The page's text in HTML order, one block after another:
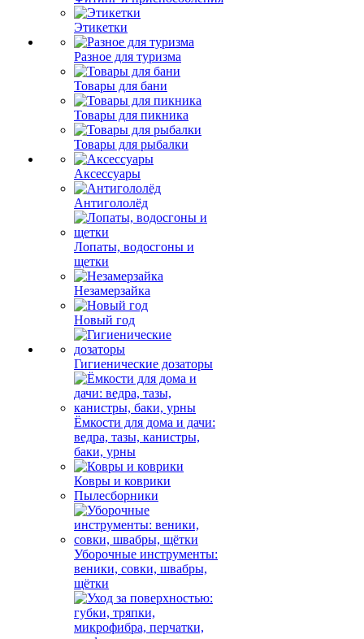
Этикетки
Разное для туризма
Товары для бани
Товары для пикника
Товары для рыбалки
Аксессуары
Антигололёд
Лопаты, водосгоны и
щетки
Незамерзайка
Новый год
Гигиенические дозаторы
Ёмкости для дома и дачи:
ведра, тазы, канистры,
баки, урны
Ковры и коврики
Пылесборники
Уборочные инструменты:
веники, совки, швабры,
щётки